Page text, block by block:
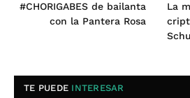
#CHORIGABES de bailanta
con la Pantera Rosa
La
TE PUEDE INTERESAR